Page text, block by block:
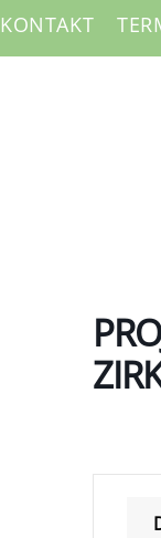
KONTAKT